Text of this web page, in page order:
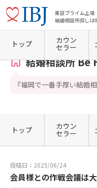
東証プライム上場
結婚相談所探しは
ホーム 福岡県の結婚相談所 福岡
結婚相談所 Be
『福岡で一番手厚い結婚
トップ カウン
セラー
トップ カウン
セラー
投稿日：2025/06/24
会員様との作戦会議は